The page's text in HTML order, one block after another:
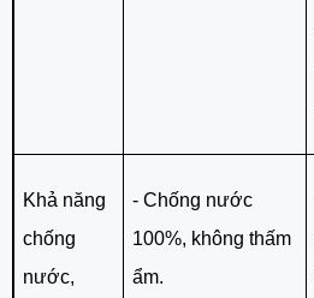
Khả năng
chống
nước,
- Chống nước
100%, không thấm
ẩm.